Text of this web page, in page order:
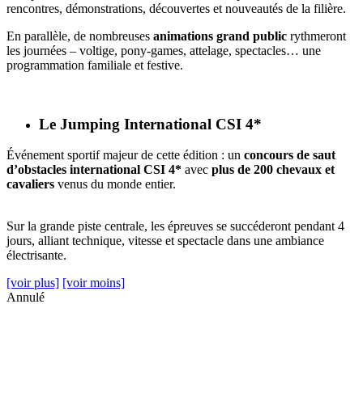
rencontres, démonstrations, découvertes et nouveautés de la filière.
En parallèle, de nombreuses animations grand public rythmeront
les journées – voltige, pony-games, attelage, spectacles… une
programmation familiale et festive.
Le Jumping International CSI 4*
Événement sportif majeur de cette édition : un concours de saut
d’obstacles international CSI 4* avec plus de 200 chevaux et
cavaliers venus du monde entier.
Sur la grande piste centrale, les épreuves se succéderont pendant 4
jours, alliant technique, vitesse et spectacle dans une ambiance
électrisante.
[voir plus] [voir moins]
Annulé